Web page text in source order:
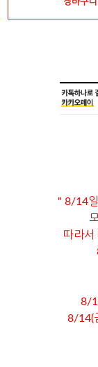
장바구니
" 8/14
따라서
8/
8/14(